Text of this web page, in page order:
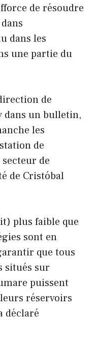
de résoudre
dans les
une partie du
de
dans un bulletin,
les
de
de
de Cristóbal
plus faible que
sont en
que tous
situés sur
puissent
réservoirs
déclaré